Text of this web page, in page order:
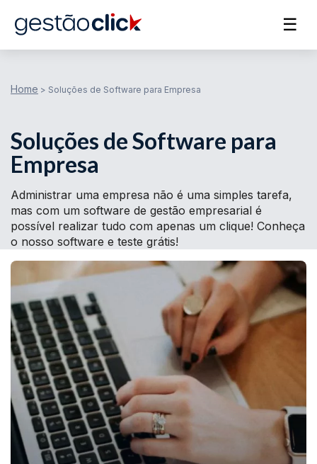
☰
Home > Soluções de Software para Empresa
Soluções de Software para
Empresa
Administrar uma empresa não é uma simples tarefa,
mas com um software de gestão empresarial é
possível realizar tudo com apenas um clique! Conheça
o nosso software e teste grátis!